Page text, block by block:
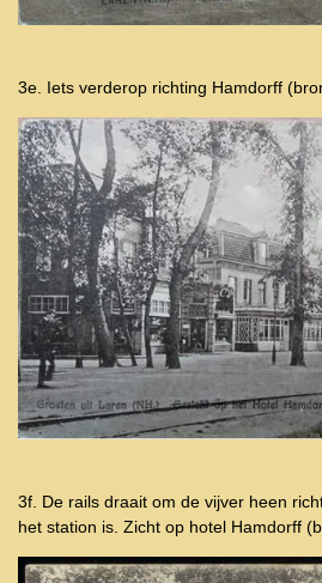
3e. Iets verderop richting Hamdorff
3f. De rails draait om de vijver heen
het station is. Zicht op hotel Hamdorff